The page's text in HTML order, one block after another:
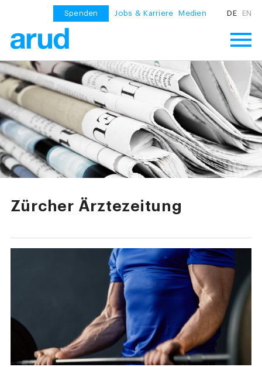
Spenden Jobs & Karriere Medien DE EN
Zürcher Ärztezeitung